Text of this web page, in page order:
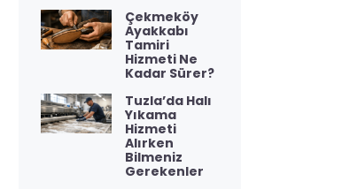
Çekmeköy
Ayakkabı
Tamiri
Hizmeti Ne
Kadar Sürer?
Tuzla’da Halı
Yıkama
Hizmeti
Alırken
Bilmeniz
Gerekenler